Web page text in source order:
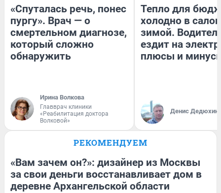
«Спуталась речь, понес
пургу». Врач — о
смертельном диагнозе,
который сложно
обнаружить
Ирина Волкова
Главврач клиники
«Реабилитация доктора
Волковой»
Тепло для
холодно в
зимой.
ездит на
плюсы и
Денис Дедюхин
РЕКОМЕНДУЕМ
«Вам зачем он?»: дизайнер из Москвы
за свои деньги восстанавливает дом в
деревне Архангельской области